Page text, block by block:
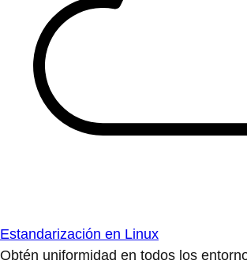
Estandarización en Linux
Obtén uniformidad en todos los